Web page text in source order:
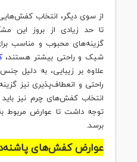
از سوی دیگر، انتخاب
تا حد زیادی از بروز این
گزینه‌های محبوب و مناسب
شیک و راحتی بیشتر هستند،
علاوه بر زیبایی، به دلیل
راحتی و انعطاف‌پذیری نیز
انتخاب کفش‌های چرم نیز
توجه داشت تا عوارض مربوط
برسد.
عوارض کفش‌های